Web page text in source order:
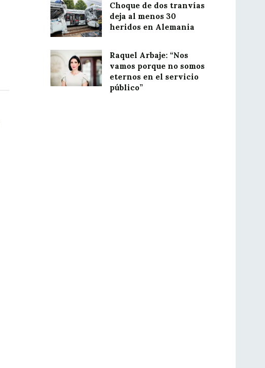
Choque de dos tranvías
deja al menos 30
heridos en Alemania
Raquel Arbaje: “Nos
vamos porque no somos
eternos en el servicio
público”